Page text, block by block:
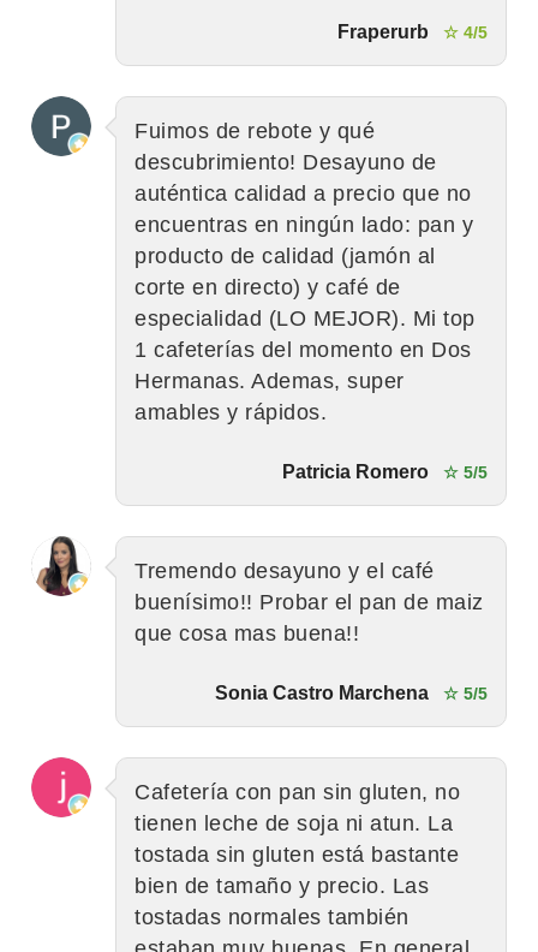
Fraperurb ☆ 4/5
Fuimos de rebote y qué
descubrimiento! Desayuno de
auténtica calidad a precio que no
encuentras en ningún lado: pan y
producto de calidad (jamón al
corte en directo) y café de
especialidad (LO MEJOR). Mi top
1 cafeterías del momento en Dos
Hermanas. Ademas, super
amables y rápidos.
Patricia Romero ☆ 5/5
Tremendo desayuno y el café
buenísimo!! Probar el pan de maiz
que cosa mas buena!!
Sonia Castro Marchena ☆ 5/5
Cafetería con pan sin gluten, no
tienen leche de soja ni atun. La
tostada sin gluten está bastante
bien de tamaño y precio. Las
tostadas normales también